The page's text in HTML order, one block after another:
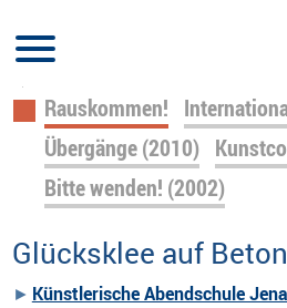
Navigation
überspringen
Rauskommen!
Übergänge (2010)
Bitte wenden! (2002)
Glücksklee auf Beton
Künstlerische Abendschule